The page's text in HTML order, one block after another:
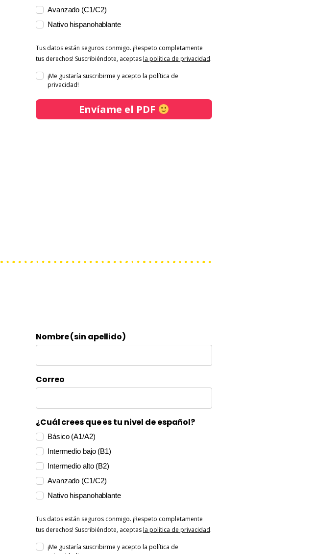
Avanzado (C1/C2)
Nativo hispanohablante
Tus datos están seguros conmigo. ¡Respeto completamente
tus derechos! Suscribiéndote, aceptasla política de privacidad.
¡Me gustaría suscribirme y acepto la política de
privacidad!
Envíame el PDF
Nombre (sin apellido)
Correo
¿Cuál crees que es tu nivel de español?
Básico (A1/A2)
Intermedio bajo (B1)
Intermedio alto (B2)
Avanzado (C1/C2)
Nativo hispanohablante
Tus datos están seguros conmigo. ¡Respeto completamente
tus derechos! Suscribiéndote, aceptasla política de privacidad.
¡Me gustaría suscribirme y acepto la política de